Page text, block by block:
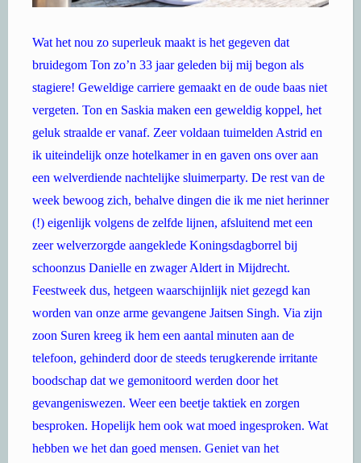
Wat het nou zo superleuk maakt is het gegeven dat
bruidegom Ton zo’n 33 jaar geleden bij mij begon als
stagiere! Geweldige carriere gemaakt en de oude baas niet
vergeten. Ton en Saskia maken een geweldig koppel, het
geluk straalde er vanaf. Zeer voldaan tuimelden Astrid en
ik uiteindelijk onze hotelkamer in en gaven ons over aan
een welverdiende nachtelijke sluimerparty. De rest van de
week bewoog zich, behalve dingen die ik me niet herinner
(!) eigenlijk volgens de zelfde lijnen, afsluitend met een
zeer welverzorgde aangeklede Koningsdagborrel bij
schoonzus Danielle en zwager Aldert in Mijdrecht.
Feestweek dus, hetgeen waarschijnlijk niet gezegd kan
worden van onze arme gevangene Jaitsen Singh. Via zijn
zoon Suren kreeg ik hem een aantal minuten aan de
telefoon, gehinderd door de steeds terugkerende irritante
boodschap dat we gemonitoord werden door het
gevangeniswezen. Weer een beetje taktiek en zorgen
besproken. Hopelijk hem ook wat moed ingesproken. Wat
hebben we het dan goed mensen. Geniet van het